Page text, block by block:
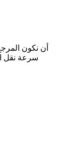
أن نكون
سرعة نقل